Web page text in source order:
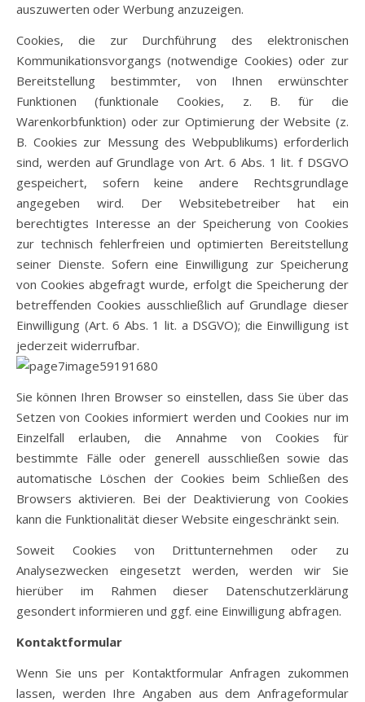
auszuwerten oder Werbung anzuzeigen.
Cookies, die zur Durchführung des elektronischen
Kommunikationsvorgangs (notwendige Cookies) oder zur
Bereitstellung bestimmter, von Ihnen erwünschter
Funktionen (funktionale Cookies, z. B. für die
Warenkorbfunktion) oder zur Optimierung der Website (z.
B. Cookies zur Messung des Webpublikums) erforderlich
sind, werden auf Grundlage von Art. 6 Abs. 1 lit. f DSGVO
gespeichert, sofern keine andere Rechtsgrundlage
angegeben wird. Der Websitebetreiber hat ein
berechtigtes Interesse an der Speicherung von Cookies
zur technisch fehlerfreien und optimierten Bereitstellung
seiner Dienste. Sofern eine Einwilligung zur Speicherung
von Cookies abgefragt wurde, erfolgt die Speicherung der
betreffenden Cookies ausschließlich auf Grundlage dieser
Einwilligung (Art. 6 Abs. 1 lit. a DSGVO); die Einwilligung ist
jederzeit widerrufbar.
Sie können Ihren Browser so einstellen, dass Sie über das
Setzen von Cookies informiert werden und Cookies nur im
Einzelfall erlauben, die Annahme von Cookies für
bestimmte Fälle oder generell ausschließen sowie das
automatische Löschen der Cookies beim Schließen des
Browsers aktivieren. Bei der Deaktivierung von Cookies
kann die Funktionalität dieser Website eingeschränkt sein.
Soweit Cookies von Drittunternehmen oder zu
Analysezwecken eingesetzt werden, werden wir Sie
hierüber im Rahmen dieser Datenschutzerklärung
gesondert informieren und ggf. eine Einwilligung abfragen.
Kontaktformular
Wenn Sie uns per Kontaktformular Anfragen zukommen
lassen, werden Ihre Angaben aus dem Anfrageformular